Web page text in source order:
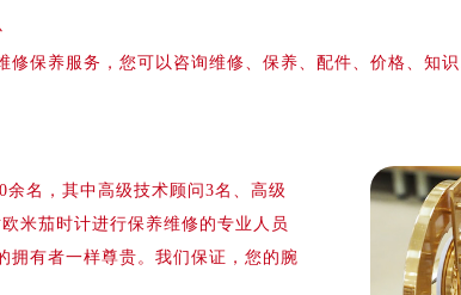
约）
需提前预约）
楼14层07室（需提前预约）
需提前预约）
前预约）
室（需提前预约）
约）
预约）
约）
修保养服务，您可以咨询维修、保养、配件、价格、知
名，其中高级技术顾问3名、高级
米茄时计进行保养维修的专业人员
拥有者一样尊贵。我们保证，您的腕